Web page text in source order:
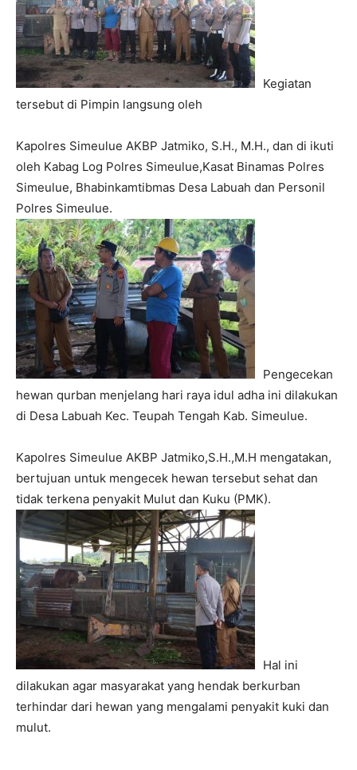
Kegiatan
tersebut di Pimpin langsung oleh
Kapolres Simeulue AKBP Jatmiko, S.H., M.H., dan di ikuti
oleh Kabag Log Polres Simeulue,Kasat Binamas Polres
Simeulue, Bhabinkamtibmas Desa Labuah dan Personil
Polres Simeulue.
Pengecekan
hewan qurban menjelang hari raya idul adha ini dilakukan
di Desa Labuah Kec. Teupah Tengah Kab. Simeulue.
Kapolres Simeulue AKBP Jatmiko,S.H.,M.H mengatakan,
bertujuan untuk mengecek hewan tersebut sehat dan
tidak terkena penyakit Mulut dan Kuku (PMK).
Hal ini
dilakukan agar masyarakat yang hendak berkurban
terhindar dari hewan yang mengalami penyakit kuki dan
mulut.